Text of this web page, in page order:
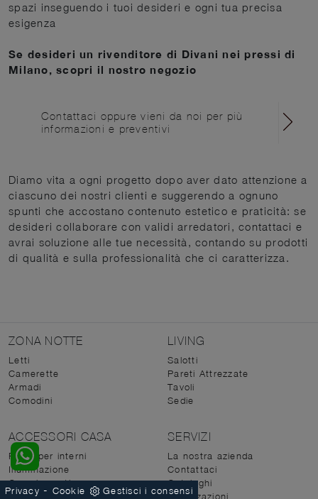
spazi inseguendo i tuoi desideri e ogni tua precisa
esigenza
Se desideri un rivenditore di Divani nei pressi di
Milano, scopri il nostro negozio
Contattaci oppure vieni da noi per più
informazioni e preventivi
Diamo vita a ogni progetto dopo aver dato attenzione a
ciascuno dei nostri clienti e suggerendo a ognuno
spunti che accostano contenuto estetico e praticità: se
desideri collaborare con validi arredatori, contattaci e
avrai soluzione alle tue necessità, contando su prodotti
di qualità e sulla professionalità che ci caratterizza.
ZONA NOTTE
Letti
Camerette
Armadi
Comodini
LIVING
Salotti
Pareti Attrezzate
Tavoli
Sedie
ACCESSORI CASA
Porte per interni
Illuminazione
Complementi
Materassi
SERVIZI
La nostra azienda
Contattaci
Cataloghi
Realizzazioni
Privacy - Cookie Gestisci i consensi